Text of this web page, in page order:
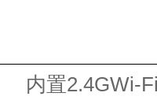
内置2.4GWi-